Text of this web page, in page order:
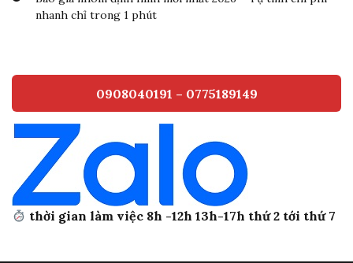
nhanh chỉ trong 1 phút
0908040191 – 0775189149
thời gian làm việc 8h -12h 13h-17h thứ 2 tới thứ 7